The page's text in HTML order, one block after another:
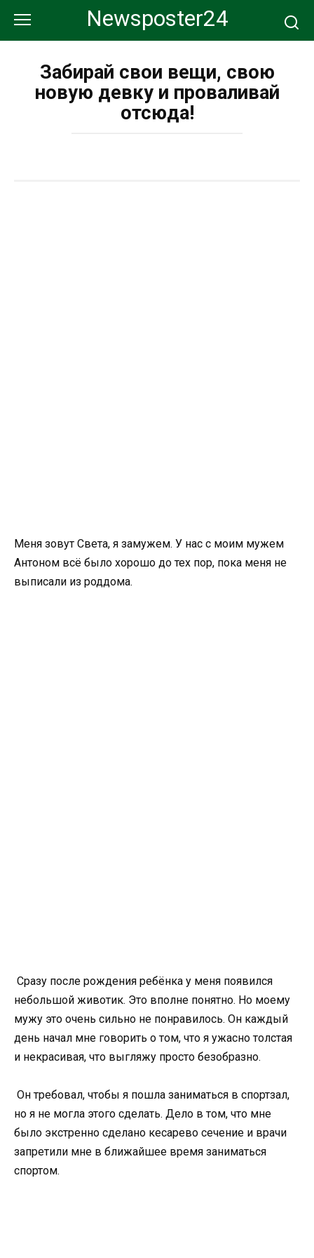
контенту
Newsposter24
Забирай свои вещи, свою
новую девку и проваливай
отсюда!
Меня зовут Света, я замужем. У нас с моим мужем
Антоном всё было хорошо до тех пор, пока меня не
выписали из роддома.
Сразу после рождения ребёнка у меня появился
небольшой животик. Это вполне понятно. Но моему
мужу это очень сильно не понравилось. Он каждый
день начал мне говорить о том, что я ужасно толстая
и некрасивая, что выгляжу просто безобразно.
Он требовал, чтобы я пошла заниматься в спортзал,
но я не могла этого сделать. Дело в том, что мне
было экстренно сделано кесарево сечение и врачи
запретили мне в ближайшее время заниматься
спортом.